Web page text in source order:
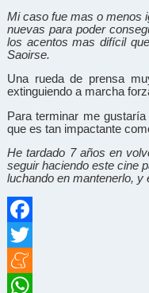
Mi caso fue mas o menos
nuevas para poder
los acentos mas difícil
Saoirse.
Una rueda de prensa
extinguiendo a marcha
Para terminar me
que es tan impactante
He tardado 7 años en
seguir haciendo este cine
luchando en mantenerlo, y
Facebook
Twitter
Meneame